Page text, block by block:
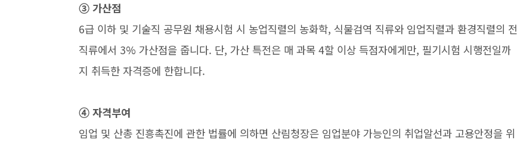
➂ 가산점
6급 이하 및 기술직 공무원 채용시험 시 농업직렬의 농화학, 식물검역 직류와 임업직렬과 환경직렬의 전
직류에서 3% 가산점을 줍니다. 단, 가산 특전은 매 과목 4할 이상 득점자에게만, 필기시험 시행전일까
지 취득한 자격증에 한합니다.
➃ 자격부여
임업 및 산총 진흥촉진에 관한 법률에 의하면 산림청장은 임업분야 가능인의 취업알선과 고용안정을 위